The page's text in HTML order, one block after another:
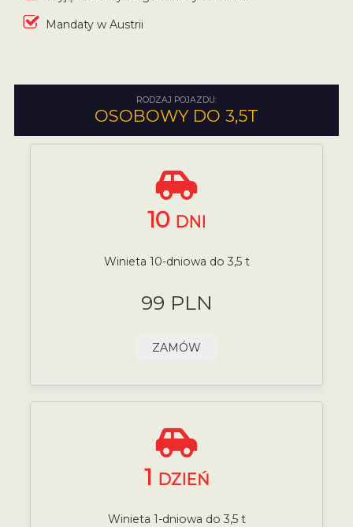
Mandaty w Austrii
RODZAJ POJAZDU:
OSOBOWY DO 3,5T
10 DNI
Winieta 10-dniowa do 3,5 t
99 PLN
ZAMÓW
1 DZIEŃ
Winieta 1-dniowa do 3,5 t